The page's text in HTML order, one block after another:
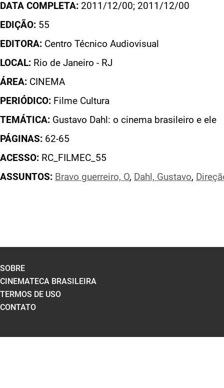
DATA COMPLETA: 2011/12/00; 2011/12/00
EDIÇÃO: 55
EDITORA: Centro Técnico Audiovisual
LOCAL: Rio de Janeiro - RJ
ÁREA: CINEMA
PERIÓDICO: Filme Cultura
TEMÁTICA: Gustavo Dahl: o cinema brasileiro e ele
PÁGINAS: 62-65
ACESSO: RC_FILMEC_55
ASSUNTOS: Bravo guerreiro, O, Dahl, Gustavo,
SOBRE
CINEMATECA BRASILEIRA
TERMOS DE USO
CONTATO